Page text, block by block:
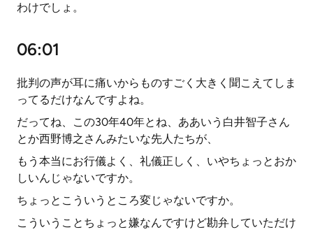
わけでしょ。
06:01
批判の声が耳に痛いからものすごく大きく聞こえてしま
ってるだけなんですよね。
だってね、この30年40年とね、ああいう白井智子さん
とか西野博之さんみたいな先人たちが、
もう本当にお行儀よく、礼儀正しく、いやちょっとおか
しいんじゃないですか。
ちょっとこういうところ変じゃないですか。
こういうことちょっと嫌なんですけど勘弁していただけ